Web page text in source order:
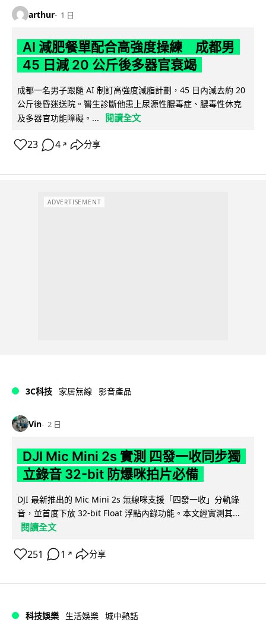
arthur 1 日
AI 減肥餐單配合高強度操練 成都男
45 日減 20 公斤後多器官衰竭
成都一名男子跟隨 AI 制訂高強度減脂計劃，45 日內減去約 20
公斤後昏迷送院。醫生診斷他患上尿源性膿毒症、膿毒性休克
及多器官功能障礙。...
閱讀全文
23 4 ↗ 分享
ADVERTISEMENT
3C科技 家居無線 影音產品
Vin 2 日
DJI Mic Mini 2s 實測 四發一收同步獨
立錄音 32-bit 防爆咪拍片必備
DJI 最新推出的 Mic Mini 2s 無線咪支援「四發一收」分軌錄
音，並首度下放 32-bit Float 浮點內錄功能。本文經實測其...
閱讀全文
251 1 ↗ 分享
科技娛樂 生活娛樂 城中熱話